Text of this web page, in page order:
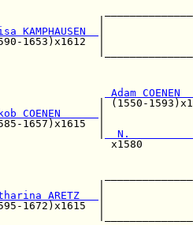
|
KAMPHAUSEN
Adam
|
COENEN
|
|
|
ARETZ
(1595-1672)x1615